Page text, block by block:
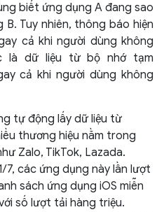
biết ứng dụng A đang sao
Tuy nhiên, thông báo hiện
cả khi người dùng không
là dữ liệu từ bộ nhớ tạm
cả khi người dùng không
tự động lấy dữ liệu từ
thương hiệu nằm trong
Zalo, TikTok, Lazada.
7, các ứng dụng này lần lượt
sách ứng dụng iOS miễn
số lượt tải hàng triệu.